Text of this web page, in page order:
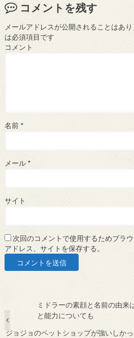
コメントを残す
メールアドレスが公開されることはあり
は必須項目です
コメント
名前 *
メール *
サイト
次回のコメントで使用するためブラ
アドレス、サイトを保存する。
ミドラーの素顔と名前の由来
と能力についても
ジョジョのペットショップが強いしか